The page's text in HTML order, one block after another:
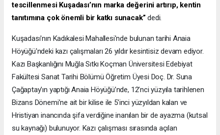
tescillenmesi Kuşadası’nın marka değerini artırıp, kentin
tanıtımına çok önemli bir katkı sunacak”dedi.
Kuşadası'nın Kadıkalesi Mahallesi'nde bulunan tarihi Anaia
Höyüğü'ndeki kazı çalışmaları 26 yıldır kesintisiz devam ediyor.
Kazı Başkanlığını Muğla Sıtkı Koçman Üniversitesi Edebiyat
Fakültesi Sanat Tarihi Bölümü Öğretim Üyesi Doç. Dr. Suna
Çağaptay’ın yaptığı Anaia Höyüğü’nde, 12’nci yüzyıla tarihlenen
Bizans Dönemi’ne ait bir kilise ile 5’inci yüzyıldan kalan ve
Hristiyan inancında şifa verdiğine inanılan bir de ayazma (kutsal
su kaynağı) bulunuyor. Kazı çalışması sırasında açılan